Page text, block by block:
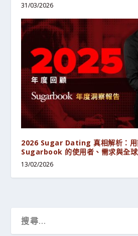
31/03/2026
2026 Sugar Dating 真相解析：用
Sugarbook 的使用者、需求與全
13/02/2026